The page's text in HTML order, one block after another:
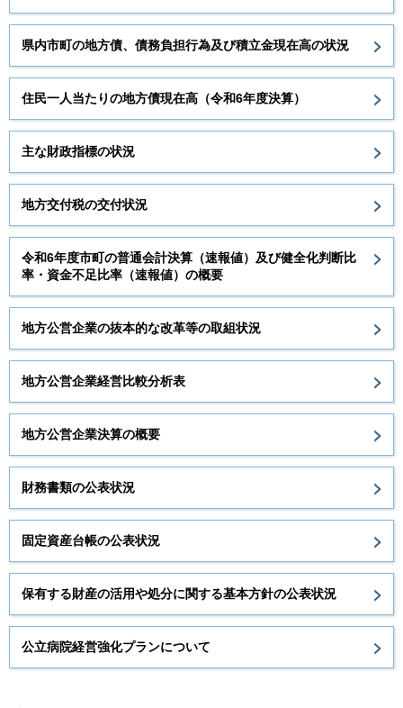
県内市町の地方債、債務負担行為及び積立金現在高の状況
住民一人当たりの地方債現在高（令和6年度決算）
主な財政指標の状況
地方交付税の交付状況
令和6年度市町の普通会計決算（速報値）及び健全化判断比
率・資金不足比率（速報値）の概要
地方公営企業の抜本的な改革等の取組状況
地方公営企業経営比較分析表
地方公営企業決算の概要
財務書類の公表状況
固定資産台帳の公表状況
保有する財産の活用や処分に関する基本方針の公表状況
公立病院経営強化プランについて